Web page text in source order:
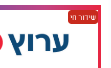
אומרת הדיאטנית לורן
שתורמים לתחושת שובע
גורמים חשובים
גם הביצים זוכות להמלצה
שידור חי